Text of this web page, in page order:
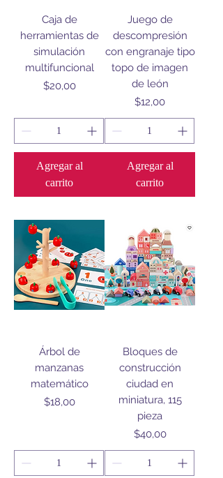
Caja de
herramientas de
simulación
multifuncional
Precio
$20,00
Agregar al
carrito
Juego de
descompresión
con engranaje tipo
topo de imagen
de león
Precio
$12,00
Agregar al
carrito
Árbol de
manzanas
matemático
Precio
$18,00
Bloques de
construcción
ciudad en
miniatura, 115
pieza
Precio
$40,00